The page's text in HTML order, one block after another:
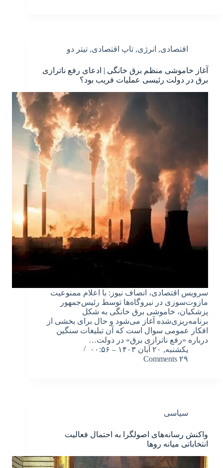
اقتصادی, انرژی, تاپ اقتصادی, تیتر دو
آغاز خاموشی منظم برق خانگی | ادعای رفع ناترازی
برق در دولت رئیسی عملیات فریب بود؟
سرویس اقتصادی، انصاف نیوز: با اعلام ممنوعیت
مازوت‌سوزی در نیروگاه‌ها توسط رئیس‌جمهور
پزشکیان، خاموشی برق خانگی به شکل
برنامه‌ریزی‌شده آغاز می‌شود و حال برای بخشی از
افکار عمومی سوال است که آن تبلیغات سنگین
درباره «رفع ناترازی برق» در دولت…
یکشنبه, ۲۰ آبان ۱۴۰۳ – ۰۰:۵۶
۲۹ Comments
سیاسی
واکنش رسانه‌های اصولگرا به احتمال فعالیت
انتخاباتی میانه روها